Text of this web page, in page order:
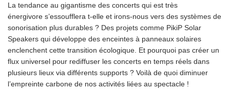
La tendance au gigantisme des concerts qui est très
énergivore s’essoufflera t-elle et irons-nous vers des systèmes de
sonorisation plus durables ? Des projets comme PikiP Solar
Speakers qui développe des enceintes à panneaux solaires
enclenchent cette transition écologique. Et pourquoi pas créer un
flux universel pour rediffuser les concerts en temps réels dans
plusieurs lieux via différents supports ? Voilà de quoi diminuer
l’empreinte carbone de nos activités liées au spectacle !